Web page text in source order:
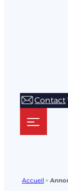
Contact
Accueil >